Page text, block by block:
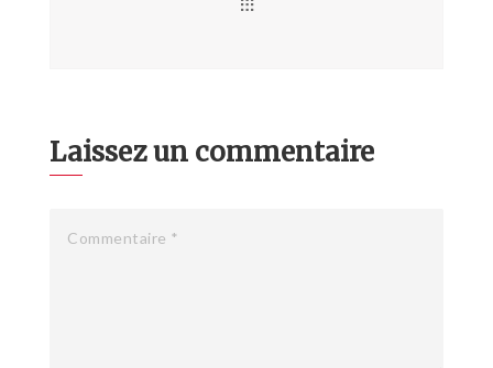
Laissez un commentaire